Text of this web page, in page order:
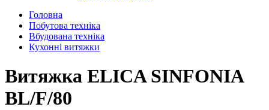
Головна
Побутова техніка
Вбудована техніка
Кухонні витяжки
Витяжка ELICA SINFONIA
BL/F/80